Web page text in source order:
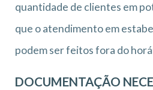
quantidade de clientes em
que o atendimento em
podem ser feitos fora do
DOCUMENTAÇÃO